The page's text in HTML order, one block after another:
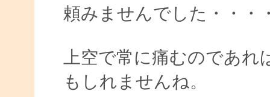
頼みませんでした・・・
上空で常に痛むのであ
もしれませんね。